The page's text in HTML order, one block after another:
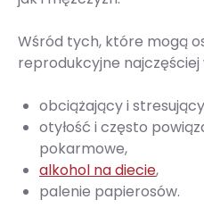
Wśród tych, które mogą
reprodukcyjne najczęściej
obciążający i
otyłość i często
pokarmowe,
alkohol na diecie,
palenie papierosów.